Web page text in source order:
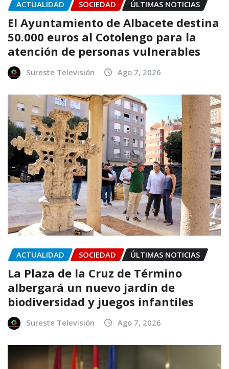
ACTUALIDAD SOCIEDAD ÚLTIMAS NOTICIAS
El Ayuntamiento de Albacete destina
50.000 euros al Cotolengo para la
atención de personas vulnerables
Sureste Televisión Ago 7, 2026
ACTUALIDAD SOCIEDAD ÚLTIMAS NOTICIAS
La Plaza de la Cruz de Término
albergará un nuevo jardín de
biodiversidad y juegos infantiles
Sureste Televisión Ago 7, 2026